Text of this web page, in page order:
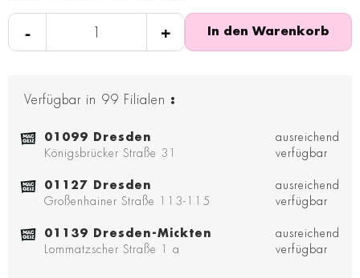
- + In den Warenkorb
Verfügbar in 99 Filialen :
01099 Dresden
Königsbrücker Straße 31
ausreichend
verfügbar
01127 Dresden
Großenhainer Straße 113-115
ausreichend
verfügbar
01139 Dresden-Mickten
Lommatzscher Straße 1 a
ausreichend
verfügbar